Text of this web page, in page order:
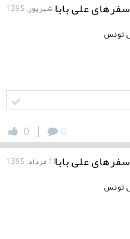
علی بابا
2 شهریور, 1395
تونس
0
|
0
علی بابا18 مرداد, 1395
تونس